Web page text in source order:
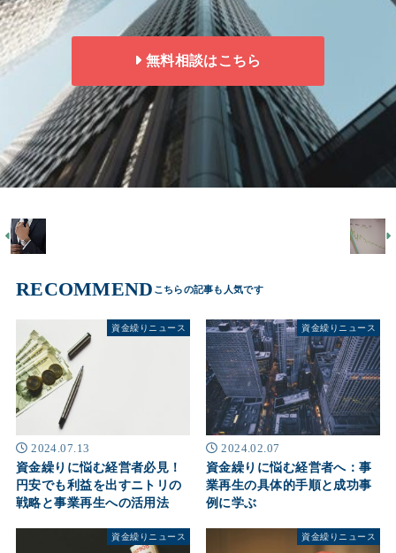
無料相談はこちら
RECOMMEND
資金繰りニュース
2024.07.13
資金繰りに悩む経営者必見！
円安でも利益を出すニトリの
戦略と事業再生への活用法
資金繰りニュース
2024.02.07
資金繰りに悩む経営者へ：事
業再生の具体的手順と成功事
例に学ぶ
資金繰りニュース 資金繰りニュース